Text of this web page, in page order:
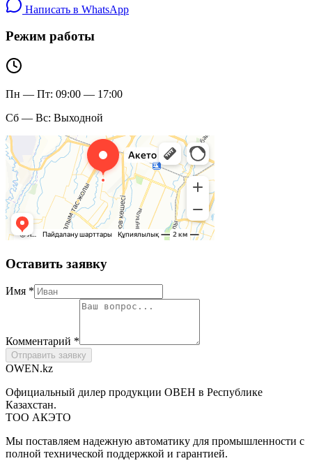
Написать в WhatsApp
Режим работы
Пн — Пт: 09:00 — 17:00
Сб — Вс: Выходной
Оставить заявку
Имя *
Комментарий *
Отправить заявку
OWEN.kz
Официальный дилер продукции ОВЕН в Республике
Казахстан.
ТОО АКЭТО
Мы поставляем надежную автоматику для промышленности с
полной технической поддержкой и гарантией.